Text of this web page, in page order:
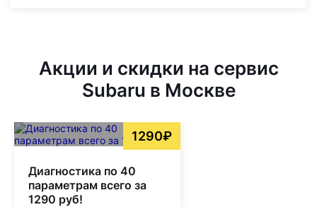
Акции и скидки на сервис
Subaru в Москве
1290₽
Диагностика по 40
параметрам всего за
1290 руб!